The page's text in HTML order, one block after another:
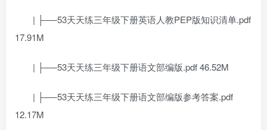
| ├──53天天练三年级下册英语人教PEP版知识清单.pdf
17.91M
| ├──53天天练三年级下册语文部编版.pdf 46.52M
| ├──53天天练三年级下册语文部编版参考答案.pdf
12.17M